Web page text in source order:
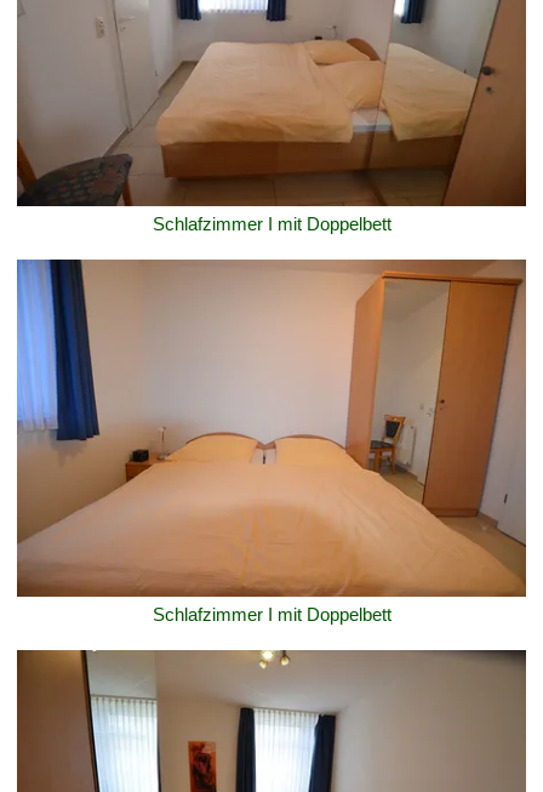
Schlafzimmer I mit Doppelbett
Schlafzimmer I mit Doppelbett